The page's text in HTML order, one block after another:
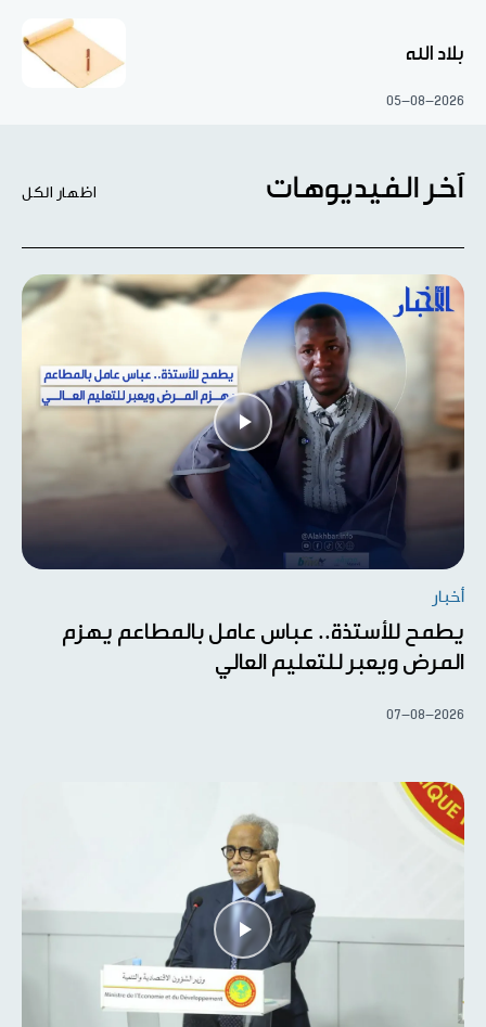
بلاد الله
05-08-2026
آخر الفيديوهات اظهار الكل
أخبار
يطمح للأستذة.. عباس عامل بالمطاعم يهزم
المرض ويعبر للتعليم العالي
07-08-2026